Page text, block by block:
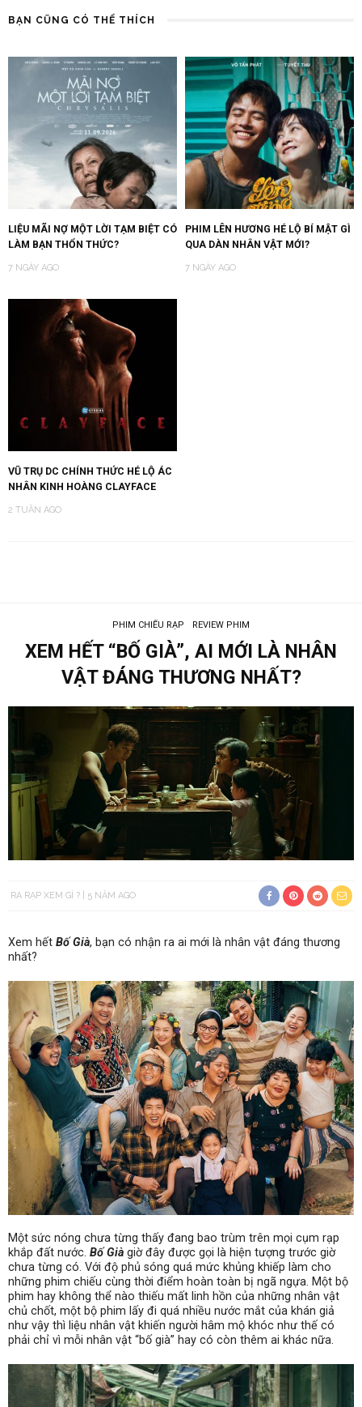
BẠN CŨNG CÓ THỂ THÍCH
LIỆU MÃI NỢ MỘT LỜI TẠM BIỆT CÓ
LÀM BẠN THỔN THỨC?
7 NGÀY AGO
PHIM LÊN HƯƠNG HÉ LỘ BÍ MẬT GÌ
QUA DÀN NHÂN VẬT MỚI?
7 NGÀY AGO
VŨ TRỤ DC CHÍNH THỨC HÉ LỘ ÁC
NHÂN KINH HOÀNG CLAYFACE
2 TUẦN AGO
PHIM CHIẾU RẠP REVIEW PHIM
XEM HẾT “BỐ GIÀ”, AI MỚI LÀ NHÂN
VẬT ĐÁNG THƯƠNG NHẤT?
RA RẠP XEM GÌ ? 5 NĂM AGO
Xem hết Bố Già, bạn có nhận ra ai mới là nhân vật đáng thương
nhất?
Một sức nóng chưa từng thấy đang bao trùm trên mọi cụm rạp
khắp đất nước. Bố Già giờ đây được gọi là hiện tượng trước giờ
chưa từng có. Với độ phủ sóng quá mức khủng khiếp làm cho
những phim chiếu cùng thời điểm hoàn toàn bị ngã ngựa. Một bộ
phim hay không thể nào thiếu mất linh hồn của những nhân vật
chủ chốt, một bộ phim lấy đi quá nhiều nước mắt của khán giả
như vậy thì liệu nhân vật khiến người hâm mộ khóc như thế có
phải chỉ vì mỗi nhân vật “bố già” hay có còn thêm ai khác nữa.